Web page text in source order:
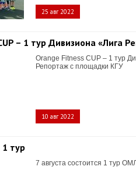
25 авг 2022
– 1 тур Дивизиона «Лига
Orange Fitness CUP – 1 тур
Репортаж с площадки КГУ
10 авг 2022
тур
7 августа состоится 1 тур